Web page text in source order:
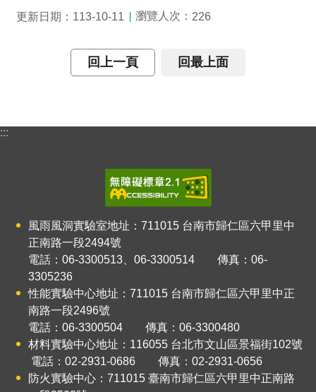
更新日期：113-10-11 瀏覽人次： 226
回上一頁 回最上面
:::
風雨風洞實驗室地址：711015 台南市歸仁區六甲里中
正南路一段2494號
電話：06-3300513、06-3300514 傳真：06-
3305236
性能實驗中心地址：711015 台南市歸仁區六甲里中正
南路一段2496號
電話：06-3300504 傳真：06-3300480
材料實驗中心地址：116055 台北市文山區景福街102號
電話：02-2931-0686 傳真：02-2931-0656
防火實驗中心：711015 臺南市歸仁區六甲里中正南路